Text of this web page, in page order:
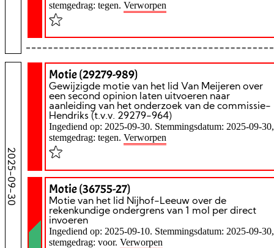
stemgedrag: tegen. Verworpen
2025-09-30
Motie (29279-989)
Gewijzigde motie van het lid Van Meijeren over
een second opinion laten uitvoeren naar
aanleiding van het onderzoek van de commissie-
Hendriks (t.v.v. 29279-964)
Ingediend op: 2025-09-30. Stemmingsdatum: 2025-09-30,
stemgedrag: tegen. Verworpen
Motie (36755-27)
Motie van het lid Nijhof-Leeuw over de
rekenkundige ondergrens van 1 mol per direct
invoeren
Ingediend op: 2025-09-10. Stemmingsdatum: 2025-09-30,
stemgedrag: voor. Verworpen